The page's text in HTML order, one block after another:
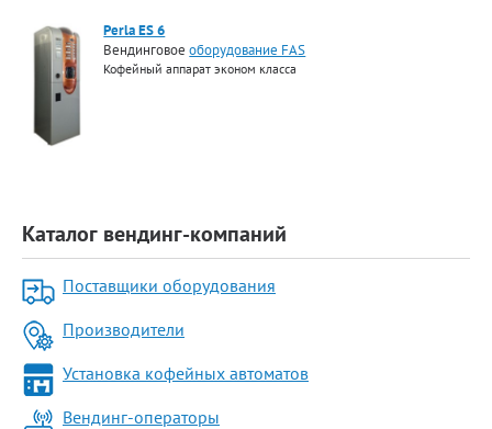
Perla ES 6
Вендинговоеоборудование FAS
Кофейный аппарат эконом класса
Каталог вендинг-компаний
Поставщики оборудования
Производители
Установка кофейных автоматов
Вендинг-операторы